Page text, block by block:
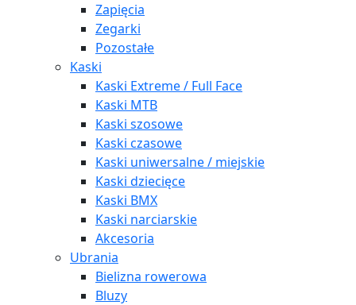
Zapięcia
Zegarki
Pozostałe
Kaski
Kaski Extreme / Full Face
Kaski MTB
Kaski szosowe
Kaski czasowe
Kaski uniwersalne / miejskie
Kaski dziecięce
Kaski BMX
Kaski narciarskie
Akcesoria
Ubrania
Bielizna rowerowa
Bluzy